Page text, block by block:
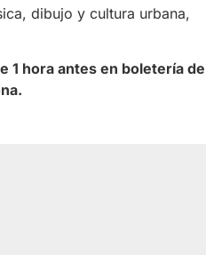
dibujo y cultura urbana,
1 hora antes en boletería de